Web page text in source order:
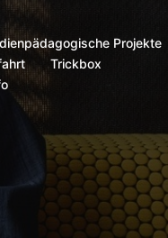
Projekte
Trickbox